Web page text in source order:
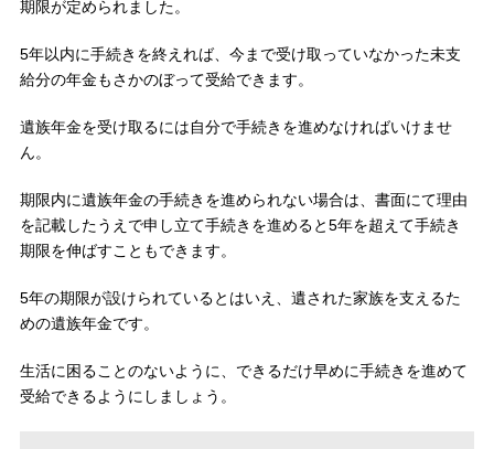
期限が定められました。
5年以内に手続きを終えれば、今まで受け取っていなかった未支
給分の年金もさかのぼって受給できます。
遺族年金を受け取るには自分で手続きを進めなければいけませ
ん。
期限内に遺族年金の手続きを進められない場合は、書面にて理由
を記載したうえで申し立て手続きを進めると5年を超えて手続き
期限を伸ばすこともできます。
5年の期限が設けられているとはいえ、遺された家族を支えるた
めの遺族年金です。
生活に困ることのないように、できるだけ早めに手続きを進めて
受給できるようにしましょう。